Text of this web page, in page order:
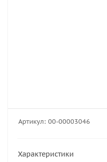
Артикул: 00-00003046
Характеристики